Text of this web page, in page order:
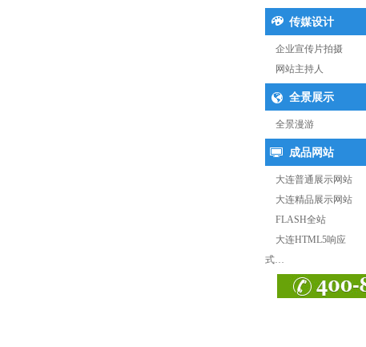
传媒设计
企业宣传片拍摄
网站主持人
全景展示
全景漫游
成品网站
大连普通展示网站
大连精品展示网站
FLASH全站
大连HTML5响应
式…